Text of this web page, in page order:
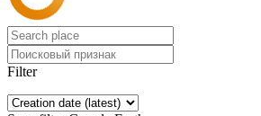
Filter